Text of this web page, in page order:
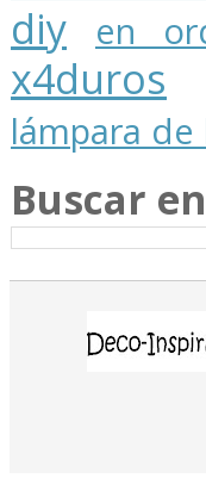
diy
en
x4duros
lámpara de
Buscar